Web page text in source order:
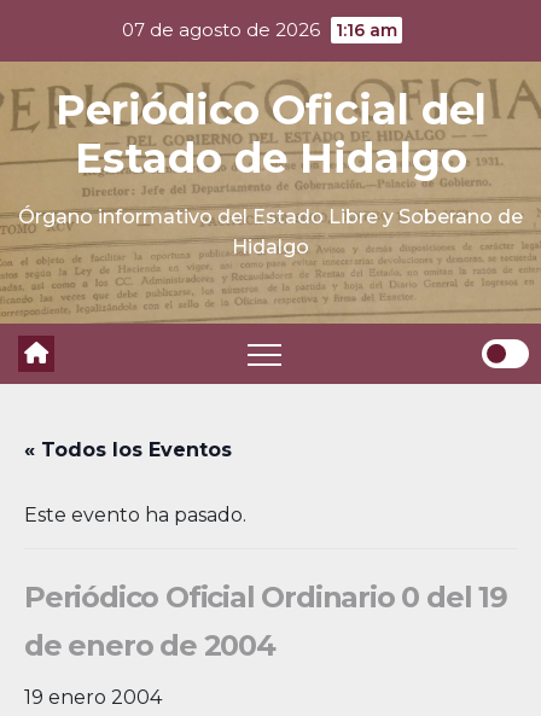
content
07 de agosto de 2026 1:16 am
Periódico Oficial del
Estado de Hidalgo
Órgano informativo del Estado Libre y Soberano de
Hidalgo
« Todos los Eventos
Este evento ha pasado.
Periódico Oficial Ordinario 0 del 19
de enero de 2004
19 enero 2004